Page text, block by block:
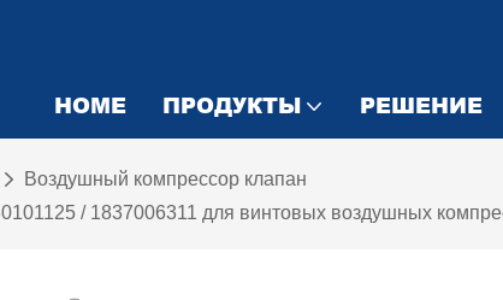
HOME ПРОДУКТЫ РЕШЕНИЕ
Воздушный компрессор клапан
/ 1837006311 для винтовых воздушных